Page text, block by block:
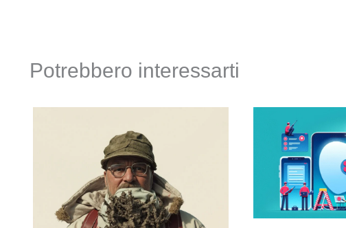
Potrebbero interessarti